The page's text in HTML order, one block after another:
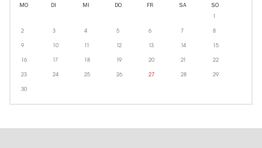
MO DI MI DO FR SA SO
1
2 3 4 5 6 7 8
9 10 11 12 13 14 15
16 17 18 19 20 21 22
23 24 25 26 27 28 29
30